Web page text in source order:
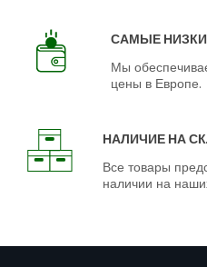
САМЫЕ
Мы
цены в Европе.
НАЛИЧИЕ НА
Все товары
наличии на